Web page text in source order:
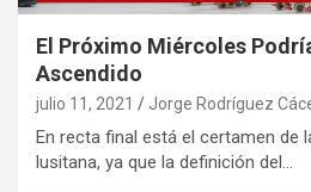
El Próximo Miércoles
Ascendido
julio 11, 2021 Jorge Rodríguez
En recta final está el certamen de
lusitana, ya que la definición del…